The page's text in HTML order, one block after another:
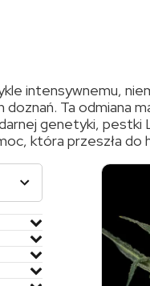
intensywnemu,
doznań. Ta odmiana
genetyki, pestki
która przeszła do